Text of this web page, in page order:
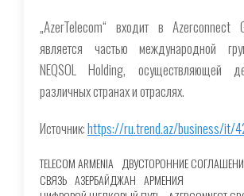
„AzerTelecom“ входит в Azerconnect
является частью международной
NEQSOL Holding, осуществляющей
различных странах и отраслях.
Источник:https://ru.trend.az/business/it/
TELECOM ARMENIA ДВУСТОРОННИЕ
СВЯЗЬ АЗЕРБАЙДЖАН АРМЕНИЯ